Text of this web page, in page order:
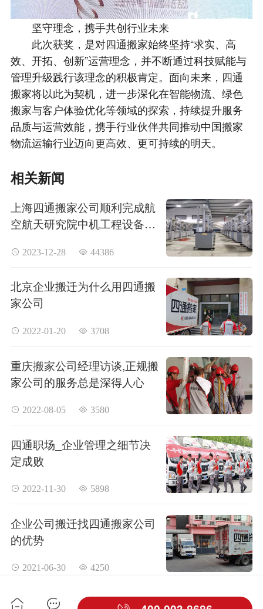
坚守理念，携手共创行业未来
此次获奖，是对四通搬家始终坚持“求实、高
效、开拓、创新”运营理念，并不断通过科技赋能与
管理升级践行该理念的积极肯定。面向未来，四通
搬家将以此为契机，进一步深化在智能物流、绿色
搬家与客户体验优化等领域的探索，持续提升服务
品质与运营效能，携手行业伙伴共同推动中国搬家
物流运输行业迈向更高效、更可持续的明天。
相关新闻
上海四通搬家公司顺利完成航
空航天研究院中机工程设备搬
 2023-12-28  44386
北京企业搬迁为什么用四通搬
家公司
 2022-01-20  3708
重庆搬家公司经理访谈,正规搬
家公司的服务总是深得人心
 2022-08-05  3580
四通职场_企业管理之细节决
定成败
 2022-11-30  5898
企业公司搬迁找四通搬家公司
的优势
 2021-06-30  4250